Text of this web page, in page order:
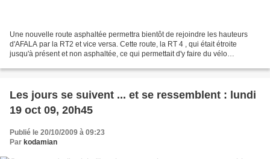
Une nouvelle route asphaltée permettra bientôt de rejoindre les hauteurs
d'AFALA par la RT2 et vice versa. Cette route, la RT 4 , qui était étroite
jusqu'à présent et non asphaltée, ce qui permettait d'y faire du vélo
Les jours se suivent ... et se ressemblent : lundi
19 oct 09, 20h45
Publié le 20/10/2009 à 09:23
Par kodamian